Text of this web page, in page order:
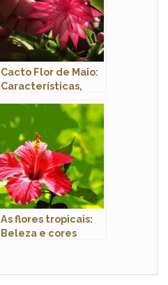
Cacto Flor de Maio:
Características,
Fotos
As flores tropicais:
Beleza e cores